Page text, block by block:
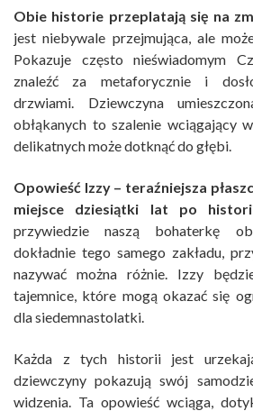
Obie historie przeplatają się na
jest niebywale przejmująca, ale
Pokazuje często nieświadomym
znaleźć za metaforycznie i
drzwiami. Dziewczyna
obłąkanych to szalenie wciągający
delikatnych może dotknąć do głębi.
Opowieść Izzy – teraźniejsza
miejsce dziesiątki lat po
przywiedzie naszą bohaterkę
dokładnie tego samego zakładu,
nazywać można różnie. Izzy
tajemnice, które mogą okazać się
dla siedemnastolatki.
Każda z tych historii jest
dziewczyny pokazują swój
widzenia. Ta opowieść wciąga,